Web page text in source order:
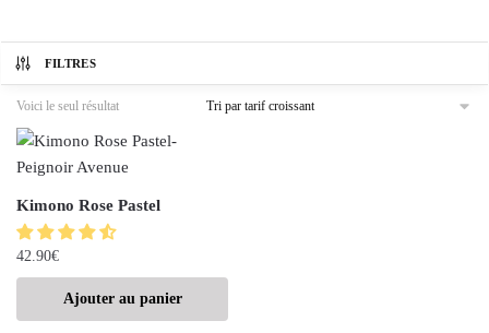
FILTRES
Voici le seul résultat
Kimono Rose Pastel
42.90€
Ajouter au panier